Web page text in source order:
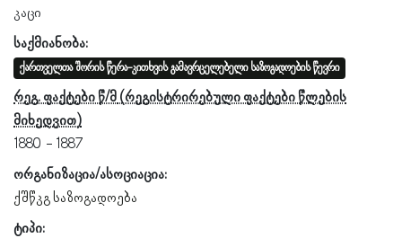
კაცი
საქმიანობა:
ქართველთა შორის წერა-კითხვის გამავრცელებელი საზოგადოების წევრი
რეგ. ფაქტები წ/მ
1880
1887
ორგანიზაცია/ასოციაცია:
ქშწკგ საზოგადოება
ტიპი: